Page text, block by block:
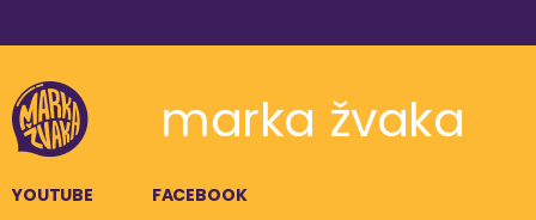
marka žvaka
YOUTUBE FACEBOOK